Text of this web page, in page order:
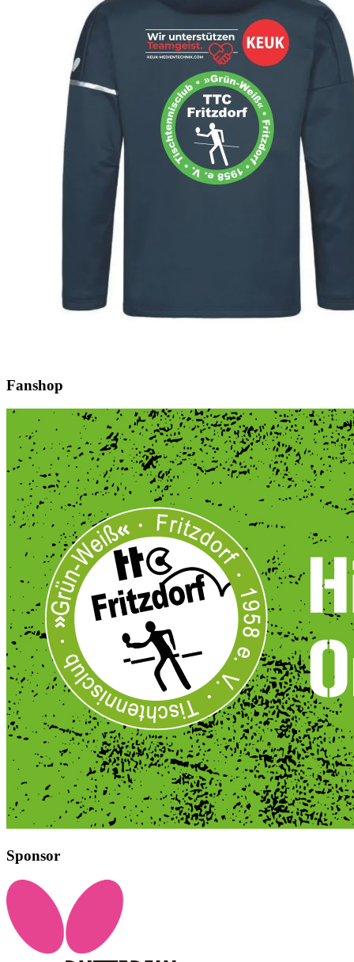
Fanshop
Sponsor